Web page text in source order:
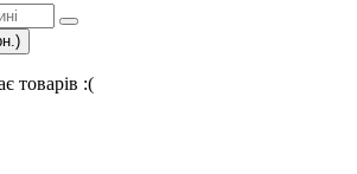
товарів :(